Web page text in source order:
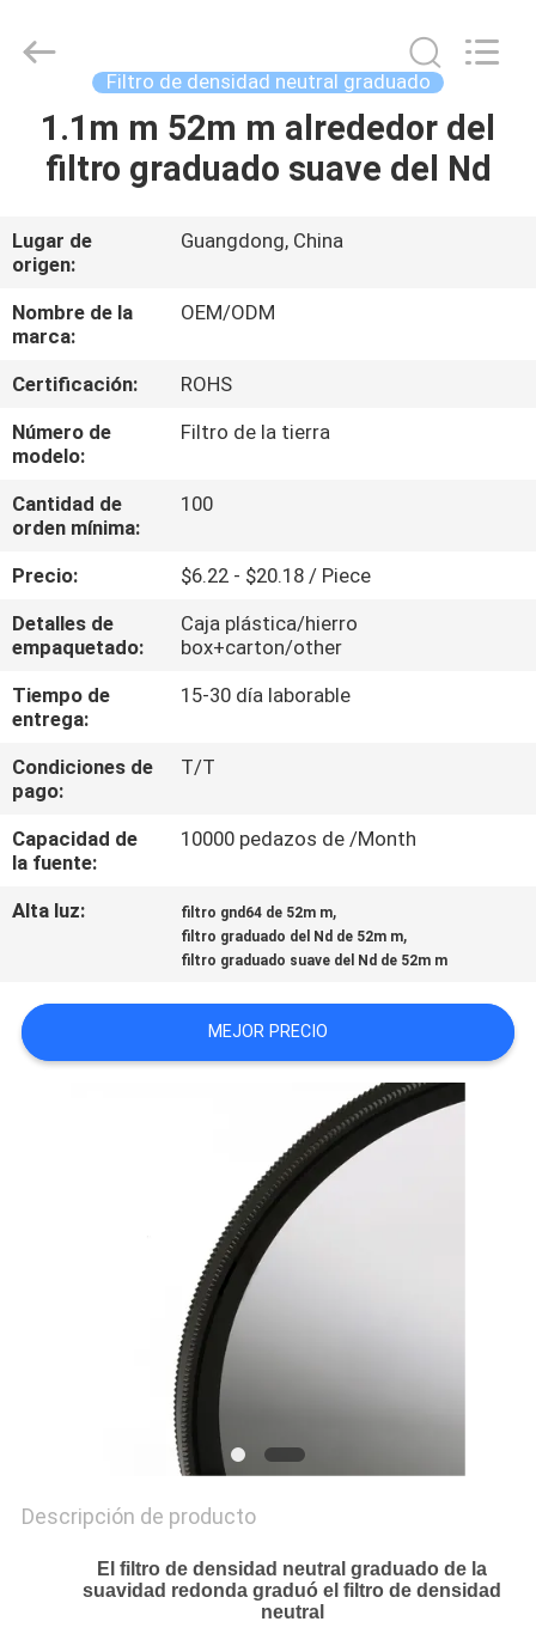
HOGAR
SOBRE
NOSOTROS
VIAJE
DE
FÁBRICA
CONTROL
DE
CALIDAD
ÉNTRENOS
EN
CONTACTO
CON
CITA
Shadow
Technology
Reserved.
Filtro de densidad neutral graduado
1.1m m 52m m alrededor del
filtro graduado suave del Nd
Lugar de
origen:
Guangdong, China
Nombre de la
marca:
OEM/ODM
Certificación:
ROHS
Número de
modelo:
Filtro de la tierra
Cantidad de
orden mínima:
100
Precio:
$6.22 - $20.18 / Piece
Detalles de
empaquetado:
Caja plástica/hierro
box+carton/other
Tiempo de
entrega:
15-30 día laborable
Condiciones de
pago:
T/T
Capacidad de
la fuente:
10000 pedazos de /Month
Alta luz: filtro gnd64 de 52m m,
filtro graduado del Nd de 52m m,
filtro graduado suave del Nd de 52m m
MEJOR PRECIO
Descripción de producto
El filtro de densidad neutral graduado de la
suavidad redonda graduó el filtro de densidad
neutral